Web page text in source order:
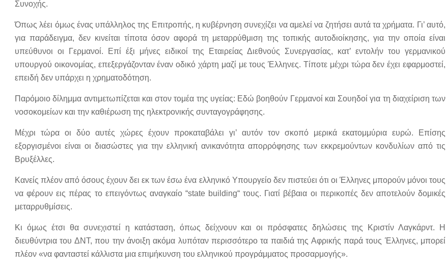
Συνοχής.
Όπως λέει όμως ένας υπάλληλος της Επιτροπής, η κυβέρνηση συνεχίζει να αμελεί να ζητήσει αυτά τα χρήματα. Γι’ αυτό,
για παράδειγμα, δεν κινείται τίποτα όσον αφορά τη μεταρρύθμιση της τοπικής αυτοδιοίκησης, για την οποία είναι
υπεύθυνοι οι Γερμανοί. Επί έξι μήνες ειδικοί της Εταιρείας Διεθνούς Συνεργασίας, κατ’ εντολήν του γερμανικού
υπουργού οικονομίας, επεξεργάζονταν έναν οδικό χάρτη μαζί με τους Έλληνες. Τίποτε μέχρι τώρα δεν έχει εφαρμοστεί,
επειδή δεν υπάρχει η χρηματοδότηση.
Παρόμοιο δίλημμα αντιμετωπίζεται και στον τομέα της υγείας: Εδώ βοηθούν Γερμανοί και Σουηδοί για τη διαχείριση των
νοσοκομείων και την καθιέρωση της ηλεκτρονικής συνταγογράφησης.
Μέχρι τώρα οι δύο αυτές χώρες έχουν προκαταβάλει γι’ αυτόν τον σκοπό μερικά εκατομμύρια ευρώ. Επίσης
εξοργισμένοι είναι οι διασώστες για την ελληνική ανικανότητα απορρόφησης των εκκρεμούντων κονδυλίων από τις
Βρυξέλλες.
Κανείς πλέον από όσους έχουν δει εκ των έσω ένα ελληνικό Υπουργείο δεν πιστεύει ότι οι Έλληνες μπορούν μόνοι τους
να φέρουν εις πέρας το επειγόντως αναγκαίο “state building“ τους. Γιατί βέβαια οι περικοπές δεν αποτελούν δομικές
μεταρρυθμίσεις.
Κι όμως έτσι θα συνεχιστεί η κατάσταση, όπως δείχνουν και οι πρόσφατες δηλώσεις της Κριστίν Λαγκάρντ. Η
διευθύντρια του ΔΝΤ, που την άνοιξη ακόμα λυπόταν περισσότερο τα παιδιά της Αφρικής παρά τους Έλληνες, μπορεί
πλέον «να φανταστεί κάλλιστα μια επιμήκυνση του ελληνικού προγράμματος προσαρμογής».